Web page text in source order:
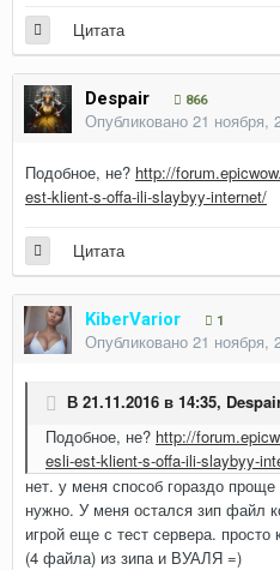
Цитата
Despair 866
Опубликовано 21 ноября,
Подобное, не? http://
est-klient-s-offa-ili-slaybyy-internet/
Цитата
KiberVarior 1
Опубликовано 21 ноября,
В 21.11.2016 в 14:35,
Подобное, не? http://
esli-est-klient-s-offa-ili-slaybyy-
нет. у меня способ гораздо проще
нужно. У меня остался зип файл
игрой еще с тест сервера.
(4 файла) из зипа и ВУАЛЯ =)